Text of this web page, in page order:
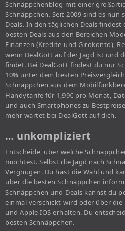
Schnäppchenblog mit einer
Schnäppchen. Seit 2009 sind es nun
Deals. In den täglichen Deals
besten Deals aus den Bereichen
Finanzen (Kredite und Girokonto),
wenn DealGott auf der Jagd ist und
findet. Bei DealGott findest du nur
10% unter dem besten
Schnäppchen aus dem
Handytarife für 1,99€ pro Monat,
und auch Smartphones zu
mehr wartet bei DealGott auf dich.
… unkompliziert
Entscheide, über welche
möchtest. Selbst die Jagd nach
Vergnügen. Du hast die Wahl und
über die besten Schnäppchen
Schnäppchen und Deals kannst du
einmal verschickt wird oder über
und Apple IOS erhalten. Du
besten Schnäppchen.